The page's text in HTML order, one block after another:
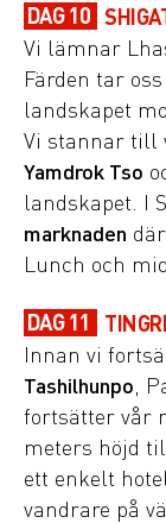
DAG 10
Vi lämnar
Färden tar
landskapet
Vi stannar till
Yamdrok Tso
landskapet. I
marknaden
Lunch och
DAG 11
TINGRI
Innan vi
Tashilhunpo ,
fortsätter vår
meters höjd
ett enkelt
vandrare på